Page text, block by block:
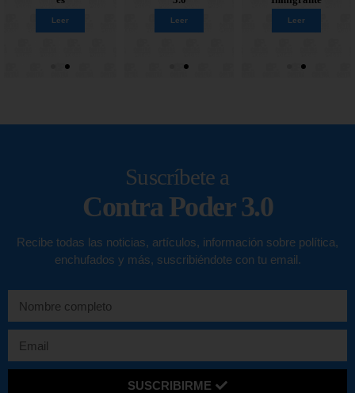
Leer
Leer Leer
Leer Leer
Suscríbete a
Contra Poder 3.0
Recibe todas las noticias, artículos, información sobre política,
enchufados y más, suscribiéndote con tu email.
SUSCRIBIRME